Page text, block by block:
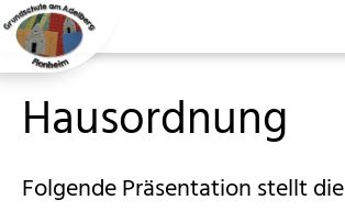
Aktuelles
Über uns
Hausordnung
Folgende Präsentation stellt die